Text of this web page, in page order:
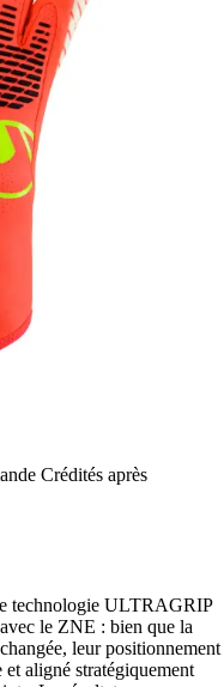
Crédités après
technologie ULTRAGRIP
le ZNE : bien que la
leur positionnement
aligné stratégiquement